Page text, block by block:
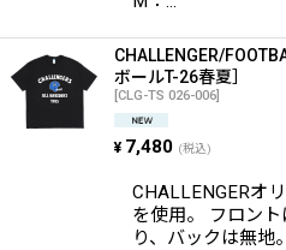
CHALLENGER/
ボールT-26春夏］
[CLG-TS 026-006]
¥ 7,480 (税込)
CHALLENGERオ
を使用。 フロン
り、バックは無地